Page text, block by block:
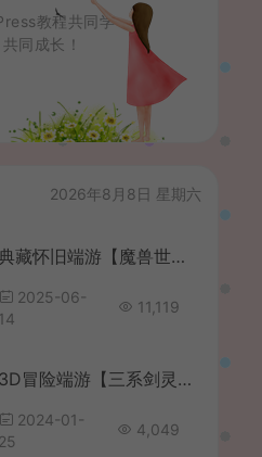
教程共同学
同成长！
2026年8月8日 星期六
典藏怀旧端游【魔兽世界335中华魔兽】最新整理Win系服务端+登录器+补丁+GM指令教程+详细搭建教程
2025-06-
14
11,119
3D冒险端游【三系剑灵之御剑修仙超变版】最新整理WIN系服务端+PC客户端+GM工具+详细搭建教程
2024-01-
25
4,049